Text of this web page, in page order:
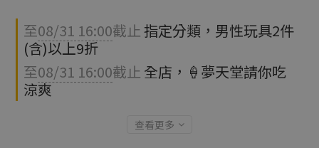
至08/31 16:00截止 指定分類，男性玩具2件
(含)以上9折
至08/31 16:00截止 全店，🍦夢天堂請你吃
涼爽
查看更多